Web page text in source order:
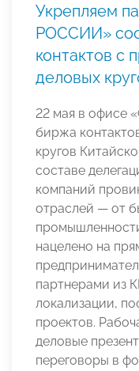
Укрепляем
РОССИИ»
контактов с
деловых
22 мая в
биржа
кругов
составе
компаний
отраслей — от
нацелено на
партнерами из
локализации,
проектов.
деловые
переговоры в